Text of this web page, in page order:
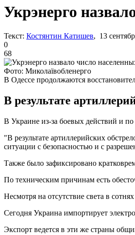
Укрэнерго
Текст: Костянтин Катишев, 13
0
68
Фото: Миколаївобленерго
В Одессе продолжаются
В результате
В Украине из-за боевых действий и
"В результате артиллерийских
ситуации с безопасностью и с
Также было зафиксировано
По техническим причинам есть
Несмотря на отсутствие света в
Сегодня Украина импортирует
Экспорт ведется в эти же страны